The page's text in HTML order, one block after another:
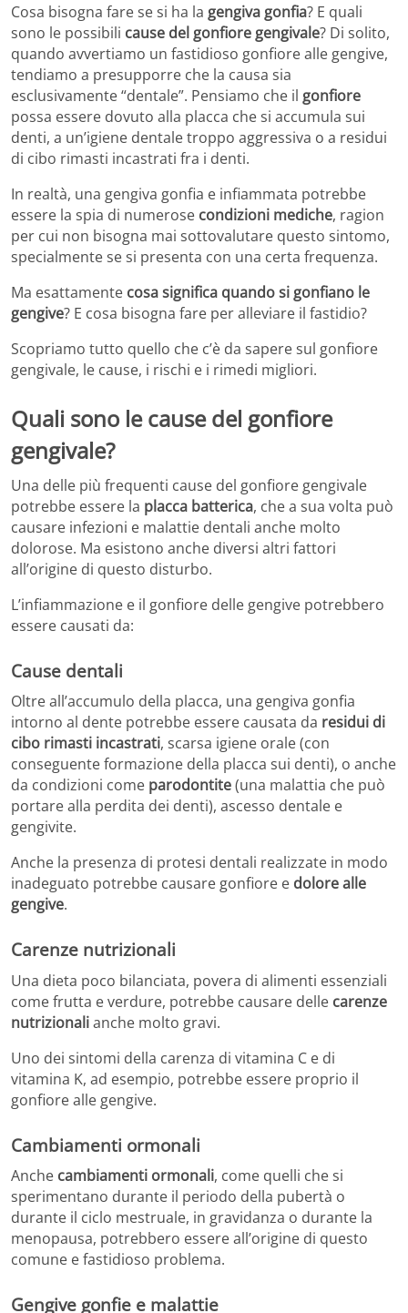
Cosa bisogna fare se si ha la gengiva gonfia? E quali
sono le possibili cause del gonfiore gengivale? Di solito,
quando avvertiamo un fastidioso gonfiore alle gengive,
tendiamo a presupporre che la causa sia
esclusivamente “dentale”. Pensiamo che il gonfiore
possa essere dovuto alla placca che si accumula sui
denti, a un’igiene dentale troppo aggressiva o a residui
di cibo rimasti incastrati fra i denti.
In realtà, una gengiva gonfia e infiammata potrebbe
essere la spia di numerose condizioni mediche, ragion
per cui non bisogna mai sottovalutare questo sintomo,
specialmente se si presenta con una certa frequenza.
Ma esattamente cosa significa quando si gonfiano le
gengive? E cosa bisogna fare per alleviare il fastidio?
Scopriamo tutto quello che c’è da sapere sul gonfiore
gengivale, le cause, i rischi e i rimedi migliori.
Quali sono le cause del gonfiore
gengivale?
Una delle più frequenti cause del gonfiore gengivale
potrebbe essere la placca batterica, che a sua volta può
causare infezioni e malattie dentali anche molto
dolorose. Ma esistono anche diversi altri fattori
all’origine di questo disturbo.
L’infiammazione e il gonfiore delle gengive potrebbero
essere causati da:
Cause dentali
Oltre all’accumulo della placca, una gengiva gonfia
intorno al dente potrebbe essere causata da residui di
cibo rimasti incastrati, scarsa igiene orale (con
conseguente formazione della placca sui denti), o anche
da condizioni come parodontite(una malattia che può
portare alla perdita dei denti), ascesso dentale e
gengivite.
Anche la presenza di protesi dentali realizzate in modo
inadeguato potrebbe causare gonfiore e dolore alle
gengive.
Carenze nutrizionali
Una dieta poco bilanciata, povera di alimenti essenziali
come frutta e verdure, potrebbe causare delle carenze
nutrizionalianche molto gravi.
Uno dei sintomi della carenza di vitamina C e di
vitamina K, ad esempio, potrebbe essere proprio il
gonfiore alle gengive.
Cambiamenti ormonali
Anche cambiamenti ormonali, come quelli che si
sperimentano durante il periodo della pubertà o
durante il ciclo mestruale, in gravidanza o durante la
menopausa, potrebbero essere all’origine di questo
comune e fastidioso problema.
Gengive gonfie e malattie